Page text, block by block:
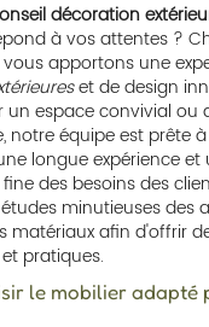
décoration
à vos attentes ?
vous apportons une
et de design
un espace convivial ou
notre équipe est prête
longue expérience et
des besoins des
minutieuses des
matériaux afin d'offrir
pratiques.
le mobilier adapté